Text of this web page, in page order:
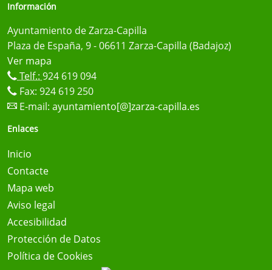
Información
Ayuntamiento de Zarza-Capilla
Plaza de España, 9 - 06611 Zarza-Capilla (Badajoz)
Ver mapa
Telf.: 924 619 094
Fax: 924 619 250
E-mail: ayuntamiento[@]zarza-capilla.es
Enlaces
Inicio
Contacte
Mapa web
Aviso legal
Accesibilidad
Protección de Datos
Política de Cookies